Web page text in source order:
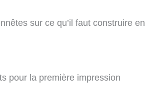
sur ce qu’il faut construire
pour la première impression